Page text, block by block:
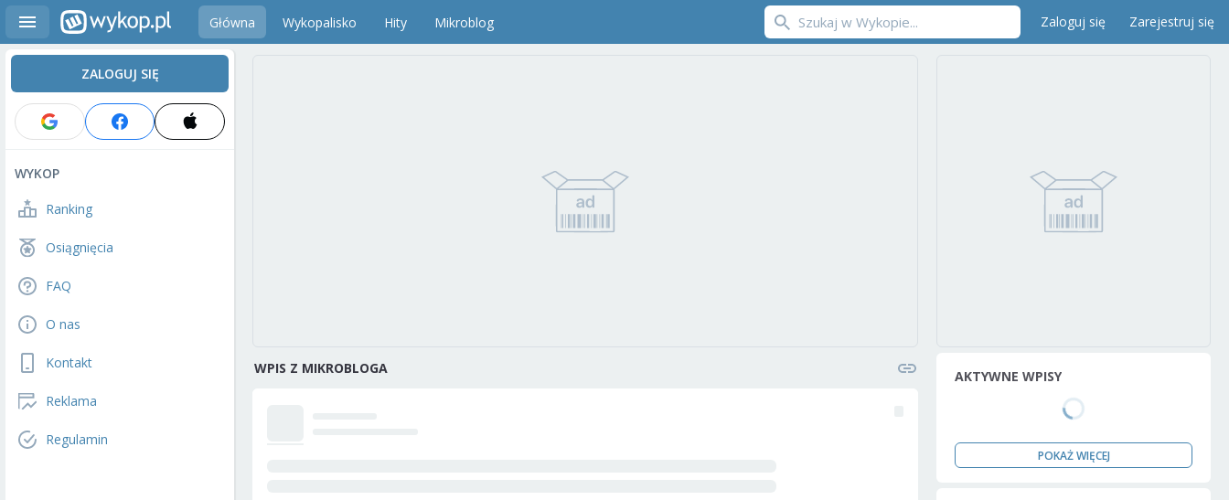
Główna Wykopalisko Hity Mikroblog Zaloguj się Zarejestruj się
ZALOGUJ SIĘ
WYKOP
Ranking
Osiągnięcia
FAQ
O nas
Kontakt
Reklama
Regulamin
WPIS Z MIKROBLOGA AKTYWNE WPISY
POKAŻ WIĘCEJ